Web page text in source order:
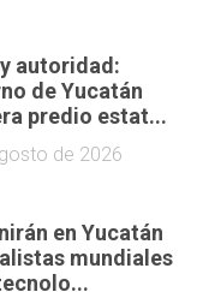
autoridad:
de Yucatán
predio estat...
de 2026
en Yucatán
mundiales